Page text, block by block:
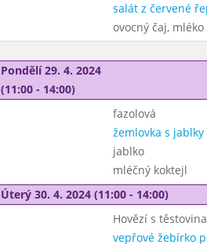
salát z červené
ovocný čaj, mléko
Pondělí 29. 4. 2024
(11:00 - 14:00)
fazolová
žemlovka s jablky
jablko
mléčný koktejl
Úterý 30. 4. 2024 (11:00 - 14:00)
Hovězí s
vepřové žebírko